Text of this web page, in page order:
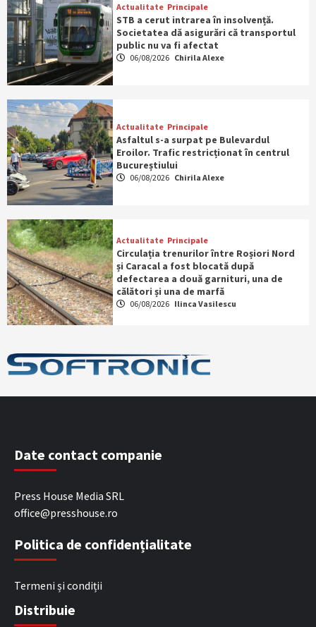
Actualitate Principale
STB a cerut intrarea în insolvență.
Societatea dă asigurări că transportul
public nu va fi afectat
06/08/2026 Chirila Alexe
Actualitate Principale
Asfaltul s-a surpat pe Bulevardul
Eroilor. Trafic restricționat în centrul
Bucureștiului
06/08/2026 Chirila Alexe
Actualitate Principale
Circulația trenurilor între Roșiori Nord
și Caracal a fost blocată după
defectarea a două garnituri, una de
călători și una de marfă
06/08/2026 Ilinca Vasilescu
Date contact companie
Press House Media SRL
office@presshouse.ro
Politica de confidențialitate
Termeni și condiții
Distribuie